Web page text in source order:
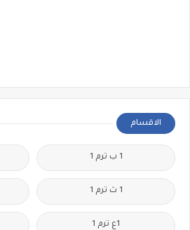
الاقسام
1 ب ترم 1
1 ث ترم 1
1ع ترم 1